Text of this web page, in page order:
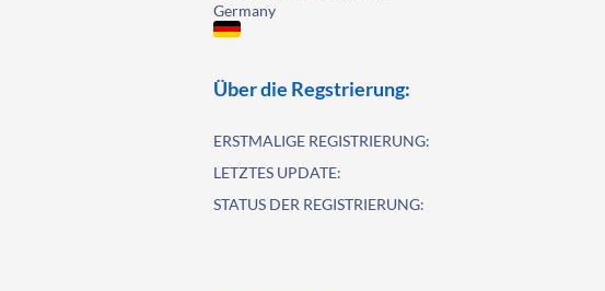
Germany
Über die Regstrierung:
ERSTMALIGE REGISTRIERUNG:
LETZTES UPDATE:
STATUS DER REGISTRIERUNG: